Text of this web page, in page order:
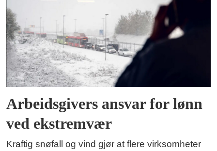
Arbeidsgivers ansvar for lønn
ved ekstremvær
Kraftig snøfall og vind gjør at flere virksomheter